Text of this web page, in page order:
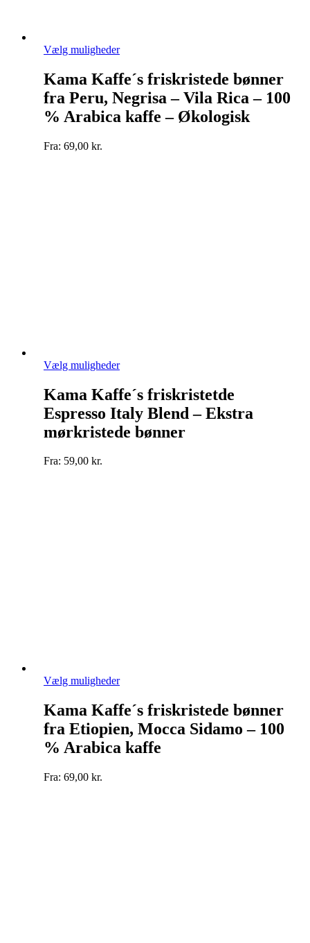
Vælg mulighederDette
har
flere
varianter.
Mulighederne
kan
Kama Kaffe´s friskristede bønner
fra Peru, Negrisa – Vila Rica – 100
% Arabica kaffe – Økologisk
Fra: 69,00 kr.
Vælg mulighederDette
har
flere
varianter.
Mulighederne
kan
Kama Kaffe´s friskristetde
Espresso Italy Blend – Ekstra
mørkristede bønner
Fra: 59,00 kr.
Vælg mulighederDette
har
flere
varianter.
Mulighederne
kan
Kama Kaffe´s friskristede bønner
fra Etiopien, Mocca Sidamo – 100
% Arabica kaffe
Fra: 69,00 kr.